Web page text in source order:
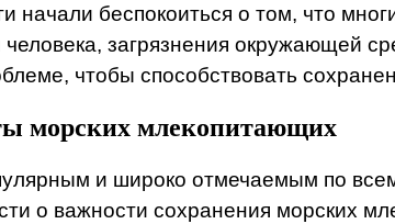
начали беспокоиться о том, что
загрязнения окружающей
чтобы способствовать
морских млекопитающих
и широко отмечаемым по
о важности сохранения морских